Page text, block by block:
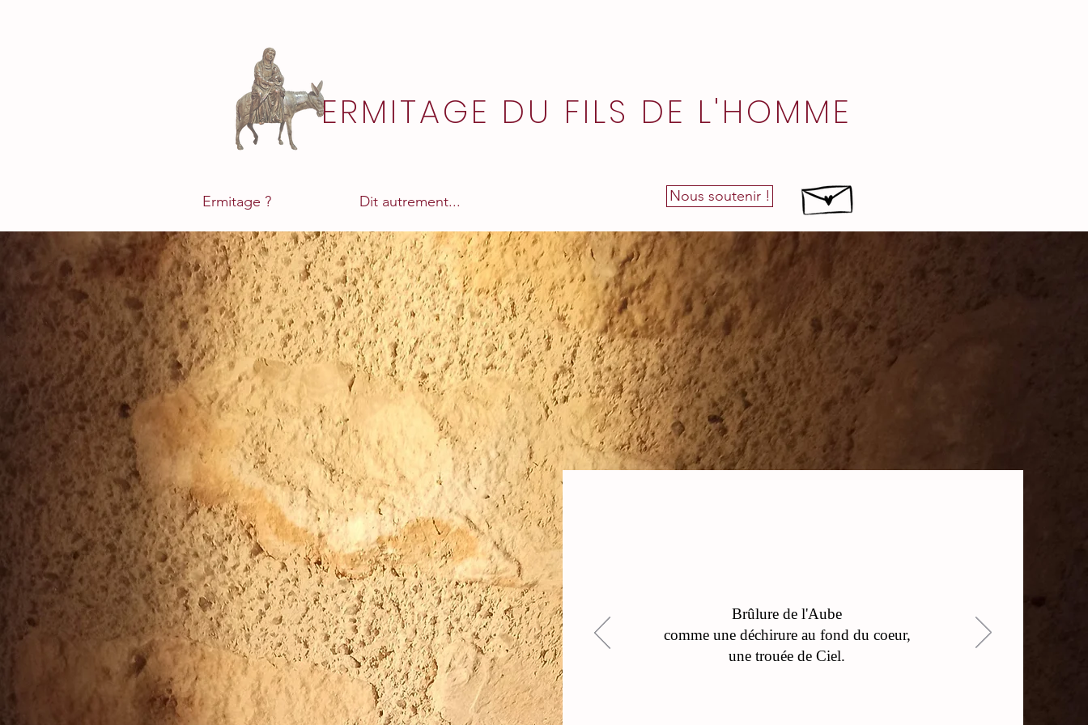
ERMITAGE DU FILS DE L'HOMME
Ermitage ? Dit autrement... Nous soutenir !
Brûlure de l'Aube
comme une déchirure au fond du coeur,
une trouée de Ciel.